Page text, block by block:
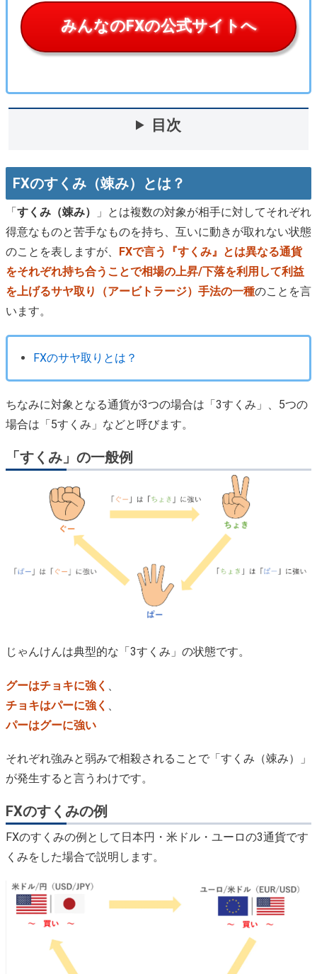
みんなのFXの公式サイトへ
目次
FXのすくみ（竦み）とは？
「すくみ（竦み）
」とは複数の対象が相手に対してそれぞれ
得意なものと苦手なものを持ち、互いに動きが取れない状態
のことを表しますが、 FXで言う『すくみ』とは異なる通貨
をそれぞれ持ち合うことで相場の上昇/下落を利用して利益
を上げるサヤ取り（アービトラージ）手法の一種のことを言
います。
FXのサヤ取りとは？
ちなみに対象となる通貨が3つの場合は「3すくみ」、5つの
場合は「5すくみ」などと呼びます。
「すくみ」の一般例
じゃんけんは典型的な「3すくみ」の状態です。
グーはチョキに強く
チョキはパーに強く
パーはグーに強い
それぞれ強みと弱みで相殺されることで「すくみ（竦み）」
が発生すると言うわけです。
FXのすくみの例
FXのすくみの例として日本円・米ドル・ユーロの3通貨です
くみをした場合で説明します。